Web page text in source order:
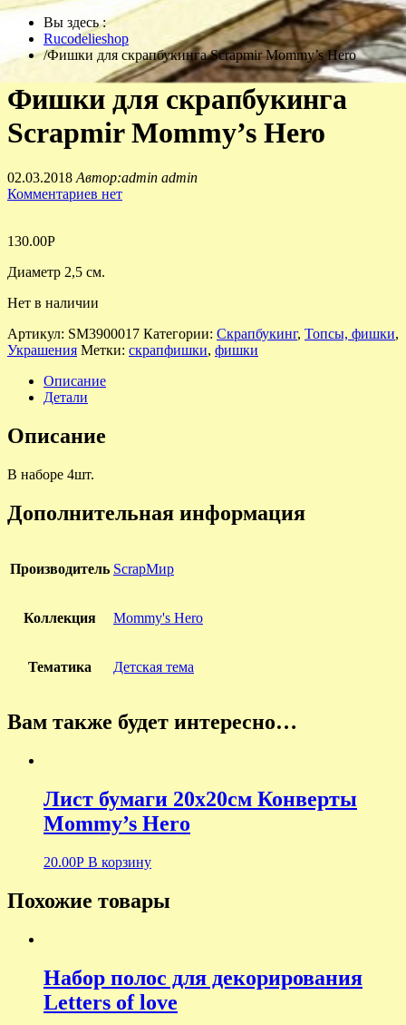
Вы здесь :
Rucodelieshop
/Фишки для скрапбукинга Scrapmir Mommy’s Hero
Фишки для скрапбукинга
Scrapmir Mommy’s Hero
02.03.2018 Автор:admin admin
Комментариев нет
130.00Р
Диаметр 2,5 см.
Нет в наличии
Артикул: SM3900017 Категории: Скрапбукинг, Топсы, фишки,
Украшения Метки: скрапфишки, фишки
Описание
Детали
Описание
В наборе 4шт.
Дополнительная информация
Производитель ScrapМир
Коллекция Mommy's Hero
Тематика Детская тема
Вам также будет интересно…
Лист бумаги 20х20см Конверты
Mommy’s Hero
20.00Р В корзину
Похожие товары
Набор полос для декорирования
Letters of love